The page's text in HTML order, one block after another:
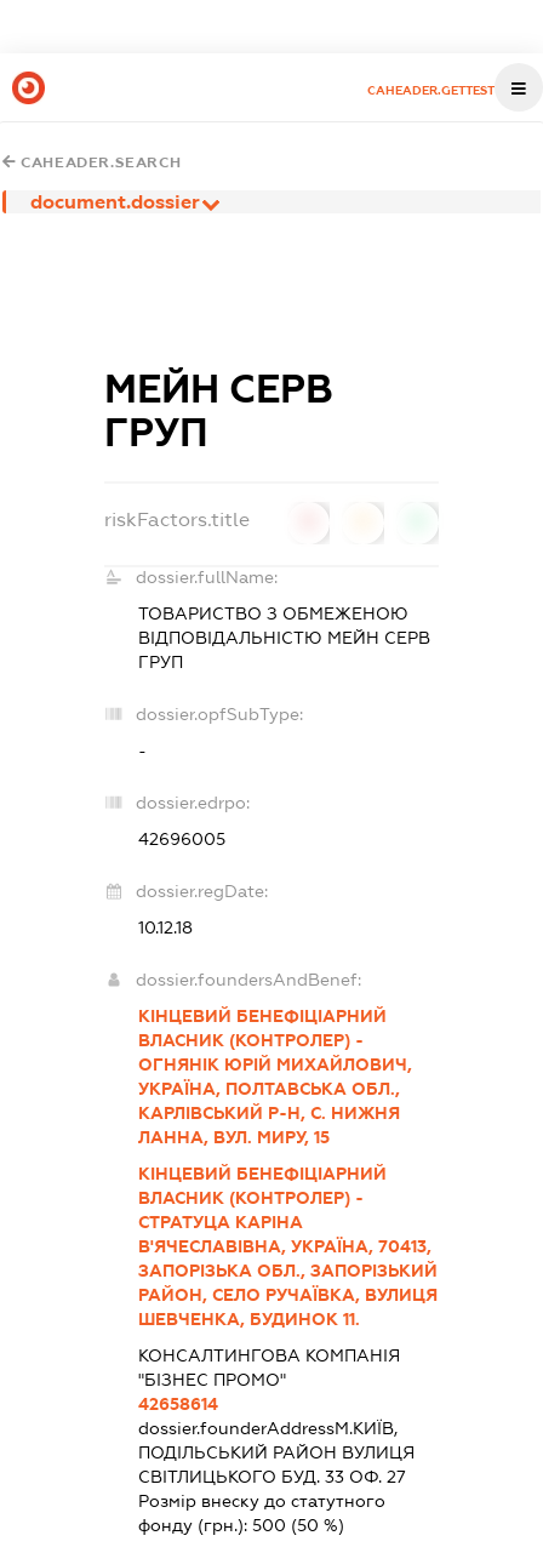
CAHEADER.GETTEST
CAHEADER.SEARCH
document.dossier
МЕЙН СЕРВ
ГРУП
riskFactors.title
dossier.fullName:
ТОВАРИСТВО З ОБМЕЖЕНОЮ
ВІДПОВІДАЛЬНІСТЮ МЕЙН СЕРВ
ГРУП
dossier.opfSubType:
-
dossier.edrpo:
42696005
dossier.regDate:
10.12.18
dossier.foundersAndBenef:
КІНЦЕВИЙ БЕНЕФІЦІАРНИЙ
ВЛАСНИК (КОНТРОЛЕР) -
ОГНЯНІК ЮРІЙ МИХАЙЛОВИЧ,
УКРАЇНА, ПОЛТАВСЬКА ОБЛ.,
КАРЛІВСЬКИЙ Р-Н, С. НИЖНЯ
ЛАННА, ВУЛ. МИРУ, 15
КІНЦЕВИЙ БЕНЕФІЦІАРНИЙ
ВЛАСНИК (КОНТРОЛЕР) -
СТРАТУЦА КАРІНА
В'ЯЧЕСЛАВІВНА, УКРАЇНА, 70413,
ЗАПОРІЗЬКА ОБЛ., ЗАПОРІЗЬКИЙ
РАЙОН, СЕЛО РУЧАЇВКА, ВУЛИЦЯ
ШЕВЧЕНКА, БУДИНОК 11.
КОНСАЛТИНГОВА КОМПАНІЯ
"БІЗНЕС ПРОМО"
42658614
dossier.founderAddressМ.КИЇВ,
ПОДІЛЬСЬКИЙ РАЙОН ВУЛИЦЯ
СВІТЛИЦЬКОГО БУД. 33 ОФ. 27
Розмір внеску до статутного
фонду (грн.): 500 (50 %)